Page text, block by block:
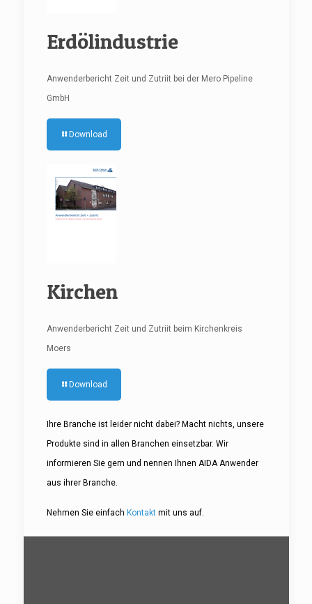
Erdölindustrie
Anwenderbericht Zeit und Zutriit bei der Mero Pipeline
GmbH
Download
Kirchen
Anwenderbericht Zeit und Zutriit beim Kirchenkreis
Moers
Download
Ihre Branche ist leider nicht dabei? Macht nichts, unsere
Produkte sind in allen Branchen einsetzbar. Wir
informieren Sie gern und nennen Ihnen AIDA Anwender
aus ihrer Branche.
Nehmen Sie einfach Kontaktmit uns auf.